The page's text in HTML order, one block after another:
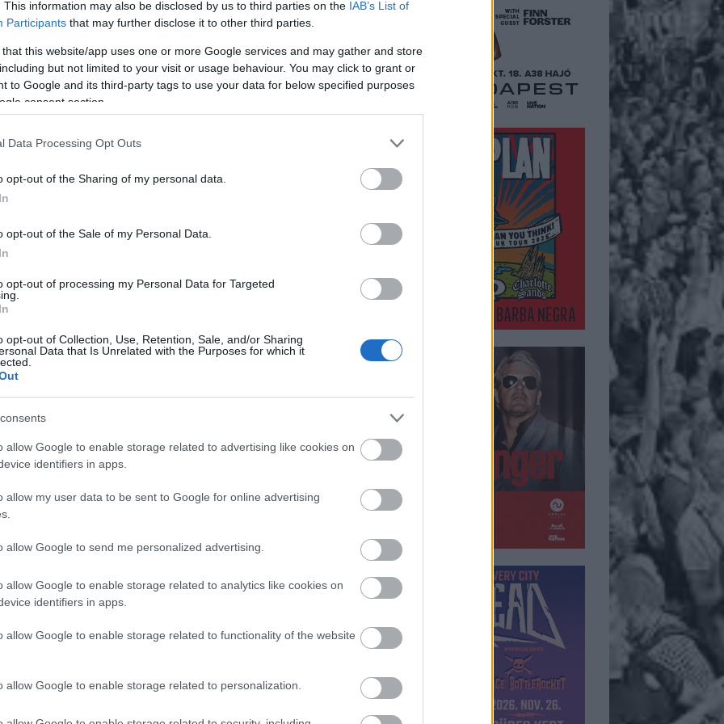
This information may also be disclosed by us to third parties on the IAB’s List of
Participants that may further disclose it to other third parties.
that this website/app uses one or more Google services and may gather and store
but not limited to your visit or usage behaviour. You may click to grant or
to Google and its third-party tags to use your data for below specified purposes
consent section.
Data Processing Opt Outs
opt-out of the Sharing of my personal data.
opt-out of the Sale of my Personal Data.
opt-out of processing my Personal Data for Targeted
opt-out of Collection, Use, Retention, Sale, and/or Sharing
Data that Is Unrelated with the Purposes for which it
allow Google to enable storage related to advertising like cookies on
identifiers in apps.
allow my user data to be sent to Google for online advertising
allow Google to send me personalized advertising.
allow Google to enable storage related to analytics like cookies on
identifiers in apps.
allow Google to enable storage related to functionality of the website
allow Google to enable storage related to personalization.
n, hogy változatosabb, mint aSándor, József, melegek
a lemeznek, addig itt a variabilitás viszi a prímet –
keretein belül. A másik, ami feltűnik, hogy
mint eddig is voltak, kicsit érettebben csusszantak ki
vonalon, drogok, aktuálpolitika – persze csak